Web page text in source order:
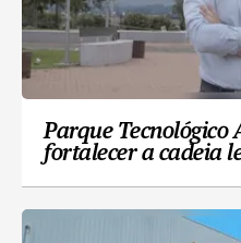
Parque Tecnológico
fortalecer a cadeia